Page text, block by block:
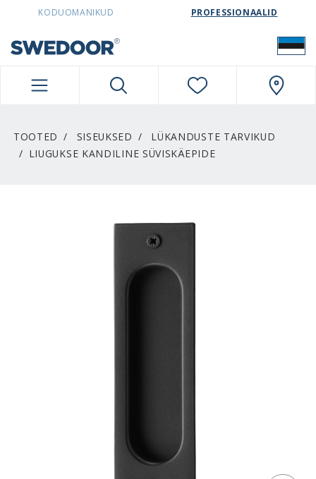
SWEDOORESTONIA NAVIGATION
KODUOMANIKUD PROFESSIONAALID
TOOTED SISEUKSED
LÜKANDUSTE TARVIKUD
LIUGUKSE KANDILINE SÜVISKÄEPIDE